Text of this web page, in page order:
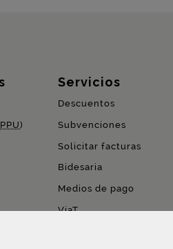
PPU)
Servicios
Descuentos
Subvenciones
Solicitar facturas
Bidesaria
Medios de pago
ViaT